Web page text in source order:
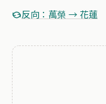
反向：萬榮 → 花蓮